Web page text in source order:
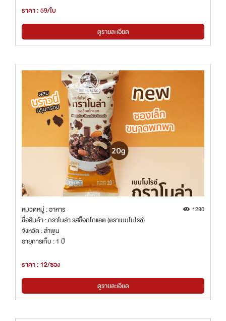
ราคา : 59/ใบ
ดูรายละเอียด
หมวดหมู่ : อาหาร 1230
ชื่อสินค้า : กราโนล่า รสช็อกโกแลต (ตราเมมโมไรซ์)
จังหวัด : ลำพูน
อายุการเก็บ : 1 ปี
ราคา : 12/ซอง
ดูรายละเอียด